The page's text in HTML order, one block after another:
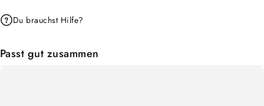
Du brauchst Hilfe?
Passt gut zusammen